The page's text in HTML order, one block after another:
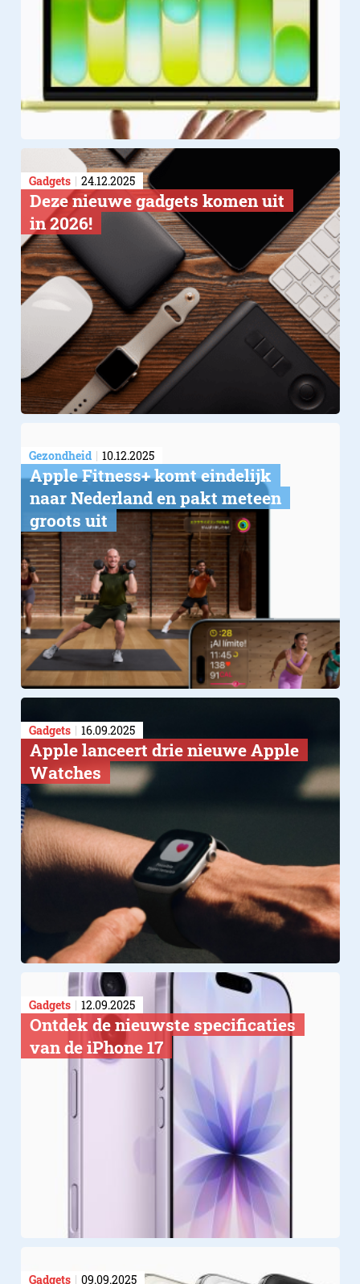
Gadgets 24.12.2025
Deze nieuwe gadgets komen uit
in 2026!
Gezondheid 10.12.2025
Apple Fitness+ komt eindelijk
naar Nederland en pakt meteen
groots uit
Gadgets 16.09.2025
Apple lanceert drie nieuwe Apple
Watches
Gadgets 12.09.2025
Ontdek de nieuwste specificaties
van de iPhone 17
Gadgets 09.09.2025